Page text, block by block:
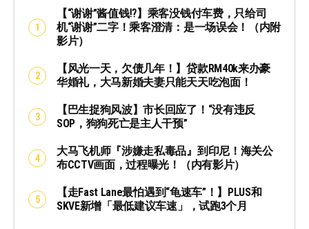
【“谢谢”酱值钱⁉️】乘客没钱付车费，只给司
机“谢谢”二字！乘客澄清：是一场误会！（内附
影片）
【风光一天，欠债几年！】贷款RM40k来办豪
华婚礼，大马新婚夫妻只能天天吃泡面！
【巴生捉狗风波】市长回应了！“没有违反
SOP，狗狗死亡是主人干预”
大马飞机师『涉嫌走私毒品』到印尼！海关公
布CCTV画面，过程曝光！（内有影片）
【走Fast Lane最怕遇到“龟速车”！】PLUS和
SKVE新增「最低建议车速」，试跑3个月